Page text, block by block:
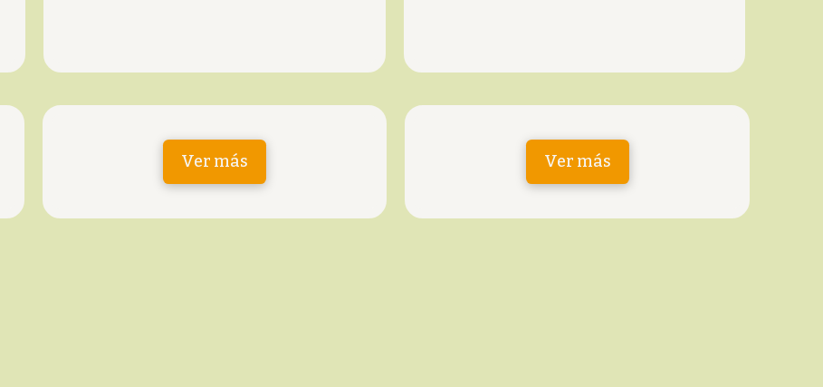
Ver más Ver más